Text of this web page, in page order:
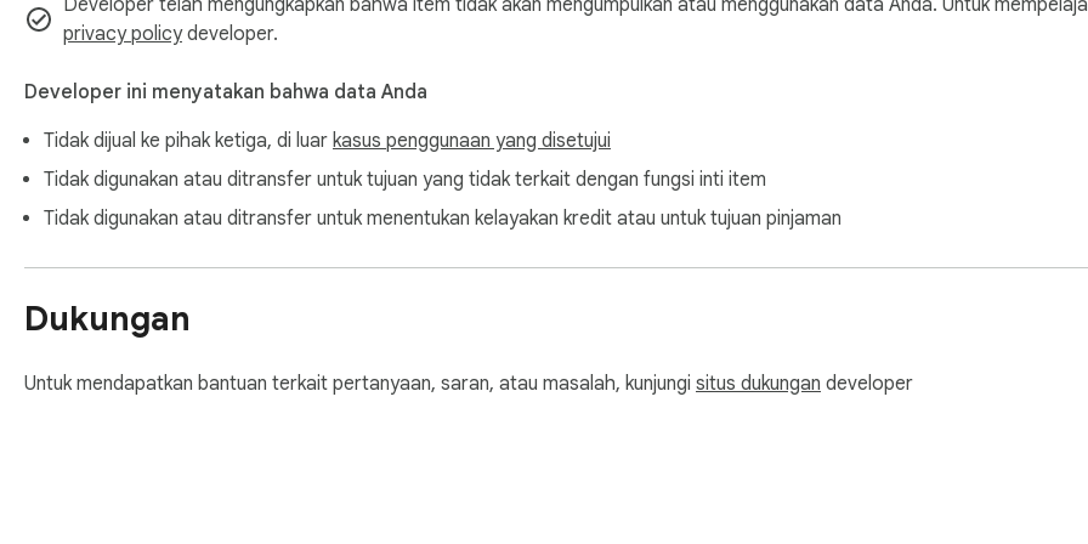
Developer telah mengungkapkan bahwa item tidak akan mengumpulkan atau menggunakan data Anda. Untuk
privacy policydeveloper.
Developer ini menyatakan bahwa data Anda
Tidak dijual ke pihak ketiga, di luar kasus penggunaan yang disetujui
Tidak digunakan atau ditransfer untuk tujuan yang tidak terkait dengan fungsi inti item
Tidak digunakan atau ditransfer untuk menentukan kelayakan kredit atau untuk tujuan pinjaman
Dukungan
Untuk mendapatkan bantuan terkait pertanyaan, saran, atau masalah, kunjungi situs dukungan developer